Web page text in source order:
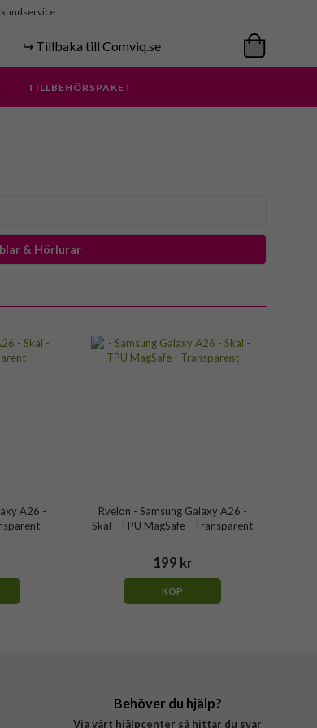
↪️ Tillbaka till Comviq.se
TILLBEHÖRSPAKET
& Hörlurar
A26 -
Rvelon - Samsung Galaxy A26 -
Skal - TPU MagSafe - Transparent
199 kr
KÖP
Behöver du hjälp?
Via vårt hjälpcenter så hittar du svar